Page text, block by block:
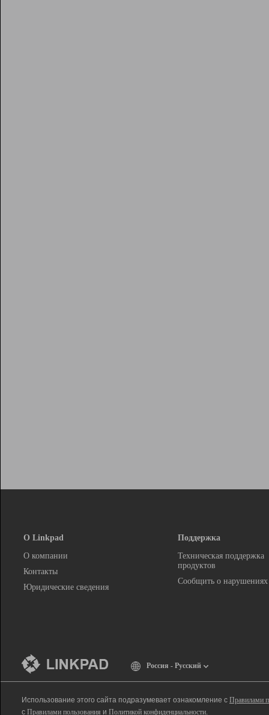
О Linkpad
О компании
Контакты
Юридические сведения
Поддержка
Техническая поддержка
продуктов
Сообщить о нарушениях
Россия - Русский
Использование этого сайта подразумевает ознакомление с Правилами
с Правилами пользования и Политикой конфиденциальности.